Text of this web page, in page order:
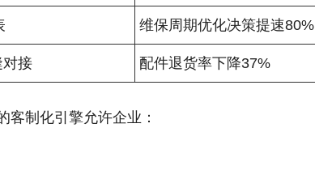
维保周期优化决策提速80%
对接 配件退货率下降37%
客制化引擎允许企业：